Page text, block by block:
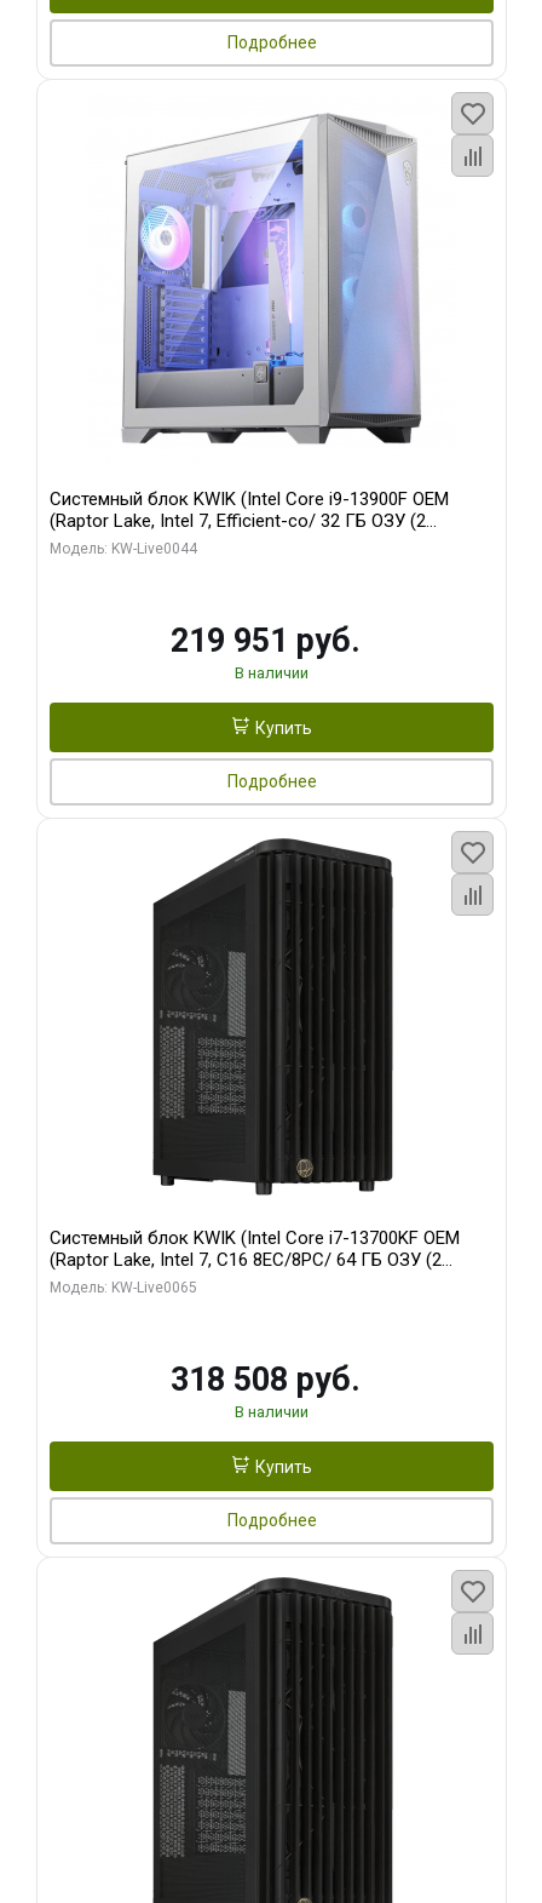
Подробнее
Системный блок KWIK (Intel Core i9-13900F OEM
(Raptor Lake, Intel 7, Efficient-co/ 32 ГБ ОЗУ (2
модуля)/ Gigabyte RTX5070Ti AERO OC 16GB GDDR7
Модель: KW-Live0044
219 951 руб.
В наличии
Купить
Подробнее
Системный блок KWIK (Intel Core i7-13700KF OEM
(Raptor Lake, Intel 7, C16 8EC/8PC/ 64 ГБ ОЗУ (2
модуля)/ ASUS RTX5080 PROART OC 16GB GDDR7
Модель: KW-Live0065
318 508 руб.
В наличии
Купить
Подробнее